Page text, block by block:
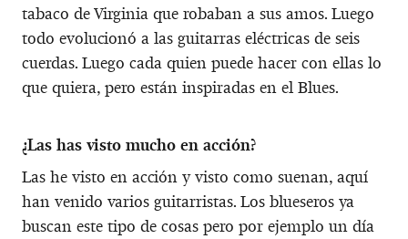
tabaco de Virginia que robaban a sus amos. Luego
todo evolucionó a las guitarras eléctricas de seis
cuerdas. Luego cada quien puede hacer con ellas lo
que quiera, pero están inspiradas en el Blues.
¿Las has visto mucho en acción?
Las he visto en acción y visto como suenan, aquí
han venido varios guitarristas. Los blueseros ya
buscan este tipo de cosas pero por ejemplo un día